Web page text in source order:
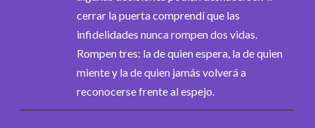
cerrar la puerta comprendí que las
infidelidades nunca rompen dos vidas.
Rompen tres: la de quien espera, la de quien
miente y la de quien jamás volverá a
reconocerse frente al espejo.